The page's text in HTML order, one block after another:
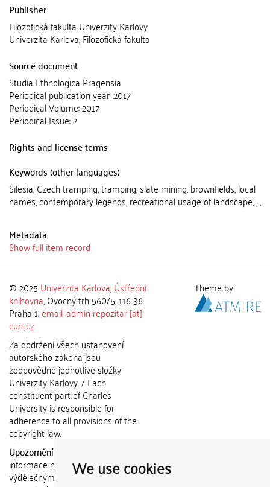
We use cookies
Publisher
Filozofická fakulta Univerzity Karlovy
Univerzita Karlova, Filozofická fakulta
Source document
Studia Ethnologica Pragensia
Periodical publication year: 2017
Periodical Volume: 2017
Periodical Issue: 2
Rights and license terms
Keywords (other languages)
Silesia, Czech tramping, tramping, slate mining, brownfields, local
names, contemporary legends, recreational usage of landscape, , ,
Metadata
Show full item record
© 2025 Univerzita Karlova,Ústřední
knihovna, Ovocný trh 560/5, 116 36
Praha 1;email: admin-repozitar [at]
cuni.cz
Za dodržení všech ustanovení
autorského zákona jsou
zodpovědné jednotlivé složky
Univerzity Karlovy. / Each
constituent part of Charles
University is responsible for
adherence to all provisions of the
copyright law.
Upozornění / Notice:
informace nemohou být použity k
výdělečným účelům nebo vydávány
Theme by